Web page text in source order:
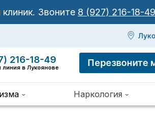
Звоните 8 (927) 216-18-49
216-18-49
линия в Лукоянове Перезвоните
Наркология